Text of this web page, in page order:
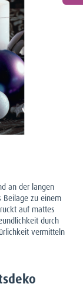
an der langen
Beilage zu einem
auf mattes
durch
vermitteln